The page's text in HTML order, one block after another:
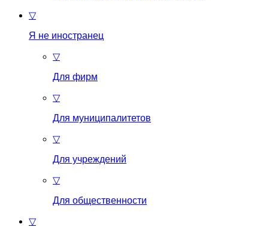
▽
Я не иностранец
▽
Для фирм
▽
Для муниципалитетов
▽
Для учреждений
▽
Для общественности
▽